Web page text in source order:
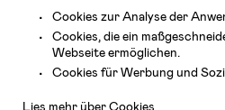
Cookies zur Analyse der
Cookies, die ein
Webseite ermöglichen.
Cookies für Werbung und
Lies mehr über Cookies